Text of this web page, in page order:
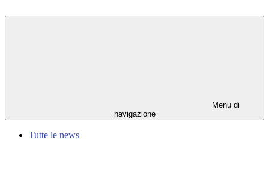
Menu di
navigazione
Tutte le news